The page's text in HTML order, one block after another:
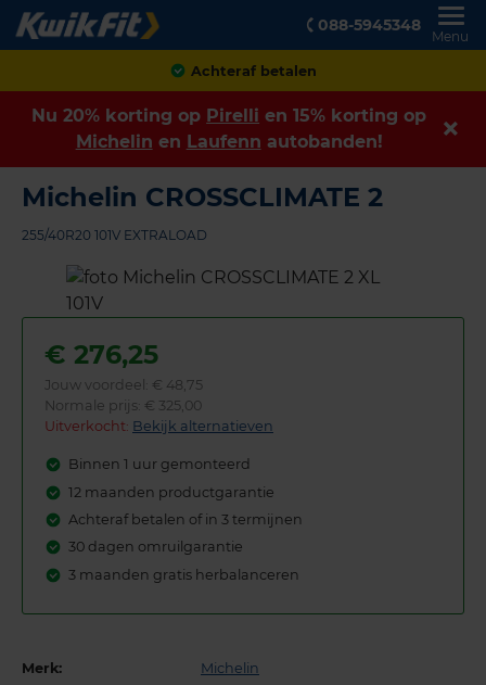
088-5945348
Menu
Achteraf betalen
Nu 20% korting op Pirelli en 15% korting op
Michelin en Laufenn autobanden!
Michelin CROSSCLIMATE 2
255/40R20 101V EXTRALOAD
€ 276,25
Jouw voordeel: € 48,75
Normale prijs: € 325,00
Uitverkocht: Bekijk alternatieven
Binnen 1 uur gemonteerd
12 maanden productgarantie
Achteraf betalen of in 3 termijnen
30 dagen omruilgarantie
3 maanden gratis herbalanceren
Merk: Michelin